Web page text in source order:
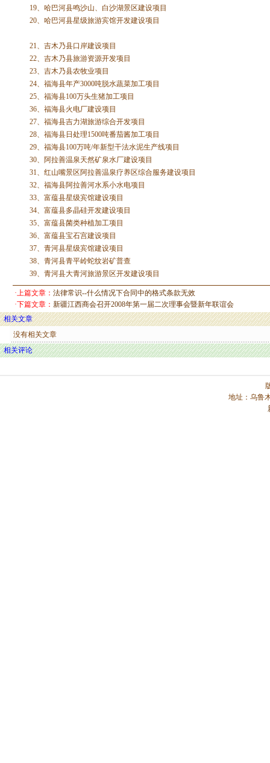
19、哈巴河县鸣沙山、白沙湖景区建设项目
20、哈巴河县星级旅游宾馆开发建设项目
21、吉木乃县口岸建设项目
22、吉木乃县旅游资源开发项目
23、吉木乃县农牧业项目
24、福海县年产3000吨脱水蔬菜加工项目
25、福海县100万头生猪加工项目
36、福海县火电厂建设项目
27、福海县吉力湖旅游综合开发项目
28、福海县日处理1500吨番茄酱加工项目
29、福海县100万吨/年新型干法水泥生产线项目
30、阿拉善温泉天然矿泉水厂建设项目
31、红山嘴景区阿拉善温泉疗养区综合服务建设项目
32、福海县阿拉善河水系小水电项目
33、富蕴县星级宾馆建设项目
34、富蕴县多晶硅开发建设项目
35、富蕴县菌类种植加工项目
36、富蕴县宝石宫建设项目
37、青河县星级宾馆建设项目
38、青河县青平岭蛇纹岩矿普查
39、青河县大青河旅游景区开发建设项目
·上篇文章： 法律常识--什么情况下合同中的格式条款无效
·下篇文章： 新疆江西商会召开2008年第一届二次理事会暨新年联谊会
相关文章
没有相关文章
相关评论
地址：乌鲁